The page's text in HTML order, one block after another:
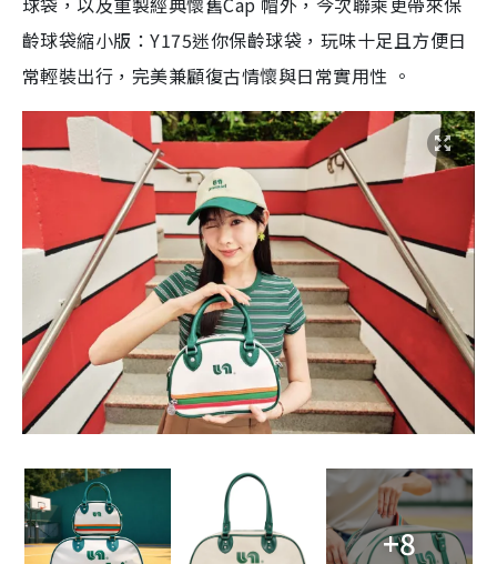
齡球袋縮小版：Y175迷你保齡球袋，玩味十足且方便日
常輕裝出行，完美兼顧復古情懷與日常實用性 。
+8